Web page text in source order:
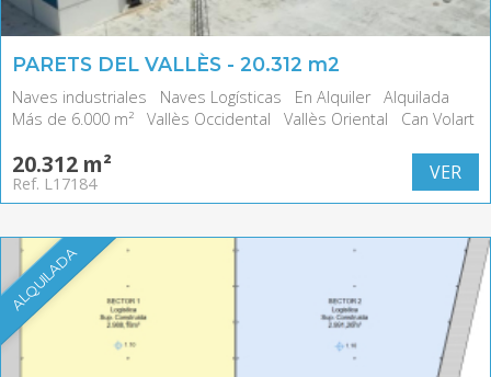
PARETS DEL VALLÈS - 20.312 m2
Naves industriales Naves Logísticas En Alquiler
Alquilada
Más de 6.000 m²
Vallès Occidental Vallès Oriental Can Volart
20.312 m²
Ref. L17184 VER
ALQUILADA